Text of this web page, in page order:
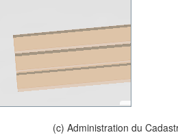
(c) Administration du